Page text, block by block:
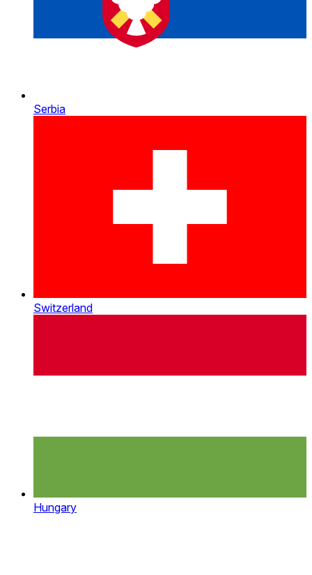
Serbia
Switzerland
Hungary